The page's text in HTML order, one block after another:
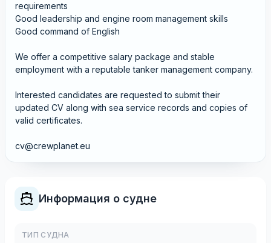
requirements
Good leadership and engine room management skills
Good command of English
We offer a competitive salary package and stable
employment with a reputable tanker management company.
Interested candidates are requested to submit their
updated CV along with sea service records and copies of
valid certificates.
cv@crewplanet.eu
Информация о судне
ТИП СУДНА